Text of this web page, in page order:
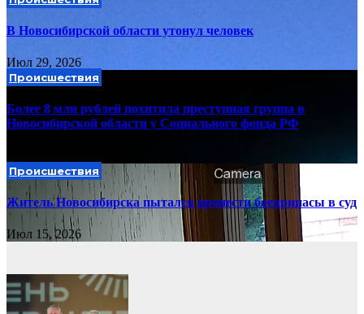
В Новосибирской области утонул человек
Июл 29, 2026
Происшествия
Более 8 млн рублей похитила преступная группа в
Новосибирской области у Социального фонда РФ
Происшествия
Житель Новосибирска пытался пронести боеприпасы в суд
Июл 15, 2026